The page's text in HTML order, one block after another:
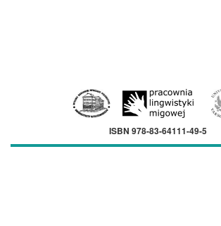
ISBN 978-83-64111-49-5